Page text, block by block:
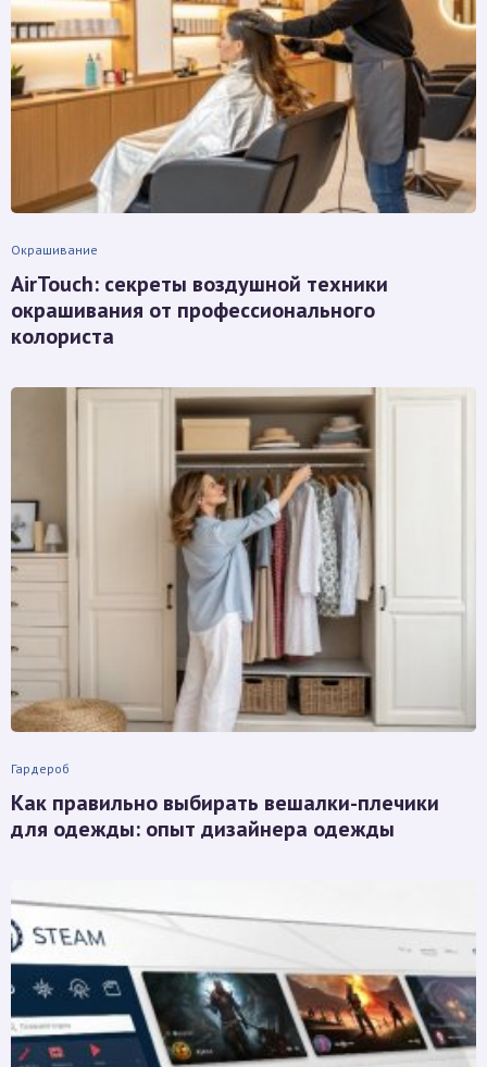
Окрашивание
AirTouch: секреты воздушной техники
окрашивания от профессионального
колориста
Гардероб
Как правильно выбирать вешалки-плечики
для одежды: опыт дизайнера одежды